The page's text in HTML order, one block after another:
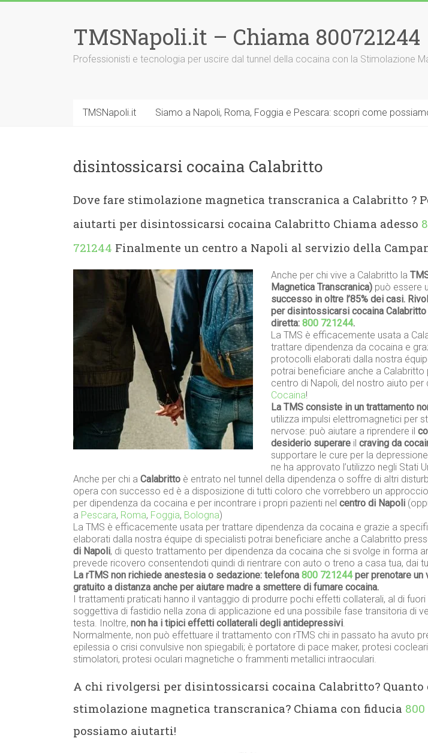
TMSNapoli.it – Chiama 800721244
Professionisti e tecnologia per uscire dal tunnel della cocaina con la Stimolazione
TMSNapoli.it Siamo a Napoli, Roma, Foggia e Pescara: scopri come
disintossicarsi cocaina Calabritto
Dove fare stimolazione magnetica transcranica a Calabritto ?
aiutarti per disintossicarsi cocaina Calabritto Chiama adesso
721244 Finalmente un centro a Napoli al servizio della
Anche per chi vive a Calabritto la
Magnetica Transcranica) può essere
successo in oltre l’85% dei casi.
per disintossicarsi cocaina
diretta: 800 721244.
La TMS è efficacemente usata a
trattare dipendenza da cocaina e
protocolli elaborati dalla nostra
potrai beneficiare anche a Calabritto
centro di Napoli, del nostro aiuto per
Cocaina!
La TMS consiste in un trattamento
utilizza impulsi elettromagnetici per
nervose: può aiutare a riprendere il
desiderio superare il craving da
supportare le cure per la
ne ha approvato l’utilizzo negli Stati
Anche per chi a Calabritto è entrato nel tunnel della dipendenza o soffre di altri
opera con successo ed è a disposizione di tutti coloro che vorrebbero un
per dipendenza da cocaina e per incontrare i propri pazienti nel centro di Napoli
a Pescara, Roma, Foggia, Bologna)
La TMS è efficacemente usata per trattare dipendenza da cocaina e grazie a
elaborati dalla nostra équipe di specialisti potrai beneficiare anche a Calabritto
di Napoli, di questo trattamento per dipendenza da cocaina che si svolge in forma
prevede ricovero consentendoti quindi di rientrare con auto o treno a casa tua, dai
La rTMS non richiede anestesia o sedazione: telefona 800 721244per prenotare un
gratuito a distanza anche per aiutare madre a smettere di fumare cocaina.
I trattamenti praticati hanno il vantaggio di produrre pochi effetti collaterali, al di
soggettiva di fastidio nella zona di applicazione ed una possibile fase transitoria di
testa. Inoltre, non ha i tipici effetti collaterali degli antidepressivi.
Normalmente, non può effettuare il trattamento con rTMS chi in passato ha avuto
epilessia o crisi convulsive non spiegabili; è portatore di pace maker, protesi
stimolatori, protesi oculari magnetiche o frammenti metallici intraoculari.
A chi rivolgersi per disintossicarsi cocaina Calabritto? Quanto
stimolazione magnetica transcranica? Chiama con fiducia 800
possiamo aiutarti!